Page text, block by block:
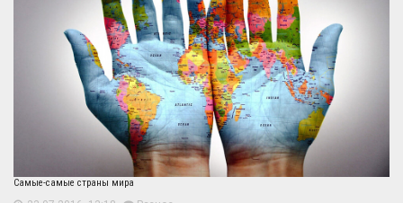
Самые-самые страны мира